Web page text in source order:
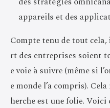
appareils et des
Compte tenu de tout
rt des entreprises soient
e voie à suivre (même si
e monde l’a compris).
herche est une folie.